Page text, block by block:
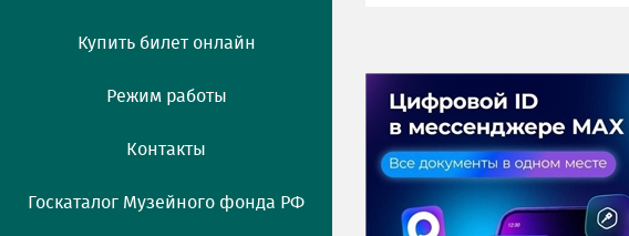
Купить билет онлайн
Режим работы
Контакты
Госкаталог Музейного фонда РФ